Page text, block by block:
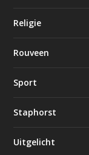
Religie
Rouveen
Sport
Staphorst
Uitgelicht